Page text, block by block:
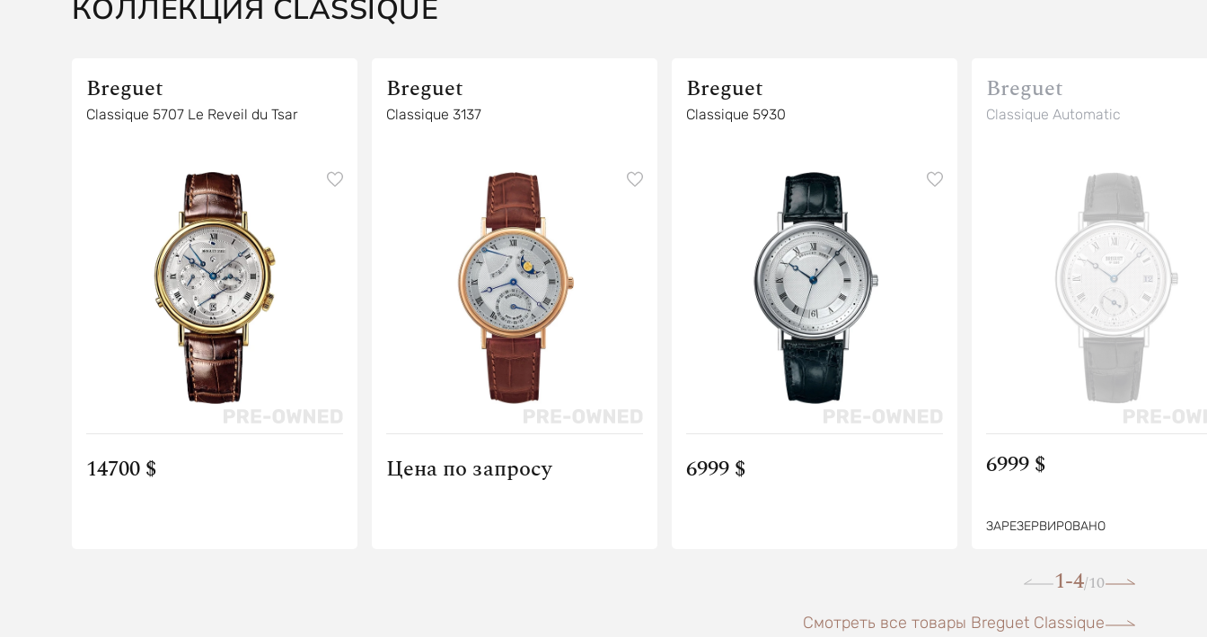
КОЛЛЕКЦИЯ CLASSIQUE
Breguet
Classique 5707 Le Reveil du Tsar
14700 $
Breguet
Classique 3137
Цена по запросу
Breguet
Classique 5930
6999 $
Breguet
Classique Automatic
6999 $
ЗАРЕЗЕРВИРОВАНО
1-4/10
Смотреть все товары Breguet Classique